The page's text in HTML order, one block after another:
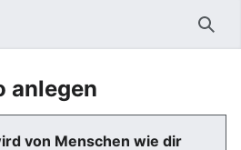
anlegen
von Menschen wie dir